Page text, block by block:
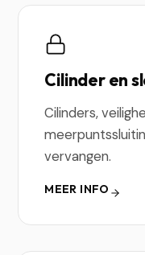
Cilinder en
Cilinders,
vervangen.
MEER INFO